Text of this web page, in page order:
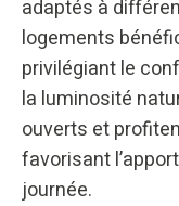
adaptés à
logements
privilégiant le
la luminosité
ouverts et
favorisant
journée.